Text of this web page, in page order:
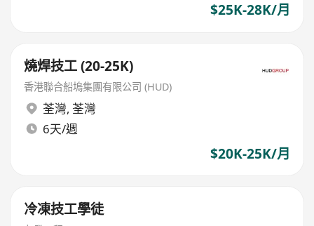
$25K-28K/月
燒焊技工 (20-25K)
香港聯合船塢集團有限公司 (HUD)
荃灣, 荃灣
6天/週
$20K-25K/月
冷凍技工學徒